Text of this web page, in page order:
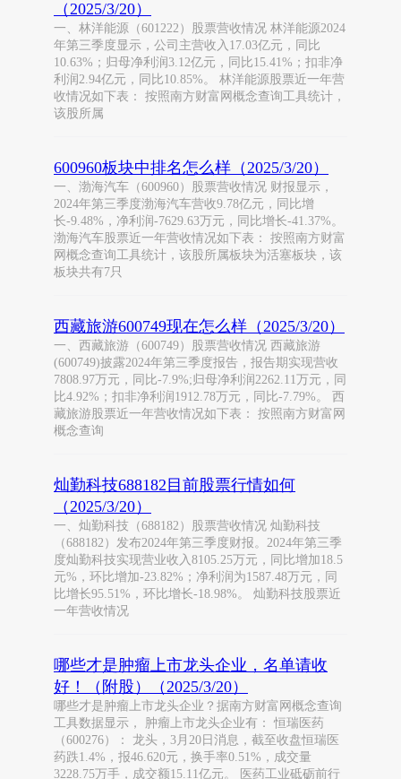
（2025/3/20）
一、林洋能源（601222）股票营收情况 林洋能源2024
年第三季度显示，公司主营收入17.03亿元，同比
10.63%；归母净利润3.12亿元，同比15.41%；扣非净
利润2.94亿元，同比10.85%。 林洋能源股票近一年营
收情况如下表： 按照南方财富网概念查询工具统计，
该股所属
600960板块中排名怎么样（2025/3/20）
一、渤海汽车（600960）股票营收情况 财报显示，
2024年第三季度渤海汽车营收9.78亿元，同比增
长-9.48%，净利润-7629.63万元，同比增长-41.37%。
渤海汽车股票近一年营收情况如下表： 按照南方财富
网概念查询工具统计，该股所属板块为活塞板块，该
板块共有7只
西藏旅游600749现在怎么样（2025/3/20）
一、西藏旅游（600749）股票营收情况 西藏旅游
(600749)披露2024年第三季度报告，报告期实现营收
7808.97万元，同比-7.9%;归母净利润2262.11万元，同
比4.92%；扣非净利润1912.78万元，同比-7.79%。 西
藏旅游股票近一年营收情况如下表： 按照南方财富网
概念查询
灿勤科技688182目前股票行情如何
（2025/3/20）
一、灿勤科技（688182）股票营收情况 灿勤科技
（688182）发布2024年第三季度财报。2024年第三季
度灿勤科技实现营业收入8105.25万元，同比增加18.5
元%，环比增加-23.82%；净利润为1587.48万元，同
比增长95.51%，环比增长-18.98%。 灿勤科技股票近
一年营收情况
哪些才是肿瘤上市龙头企业，名单请收
好！（附股）（2025/3/20）
哪些才是肿瘤上市龙头企业？据南方财富网概念查询
工具数据显示， 肿瘤上市龙头企业有： 恒瑞医药
（600276）： 龙头，3月20日消息，截至收盘恒瑞医
药跌1.4%，报46.620元，换手率0.51%，成交量
3228.75万手，成交额15.11亿元。 医药工业砥砺前行